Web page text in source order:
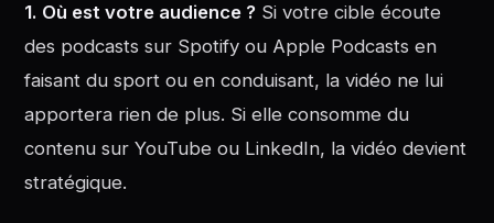
1. Où est votre audience ? Si votre cible écoute
des podcasts sur Spotify ou Apple Podcasts en
faisant du sport ou en conduisant, la vidéo ne lui
apportera rien de plus. Si elle consomme du
contenu sur YouTube ou LinkedIn, la vidéo devient
stratégique.